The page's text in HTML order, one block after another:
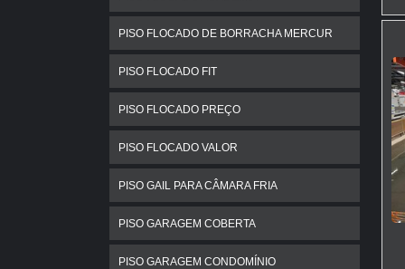
PISO FLOCADO DE BORRACHA MERCUR
PISO FLOCADO FIT
PISO FLOCADO PREÇO
PISO FLOCADO VALOR
PISO GAIL PARA CÂMARA FRIA
PISO GARAGEM COBERTA
PISO GARAGEM CONDOMÍNIO